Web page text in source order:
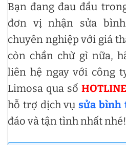
Bạn đang đau đầu
đơn vị nhận sửa
chuyên nghiệp với giá
còn chần chừ gì nữa,
liên hệ ngay với công
Limosa qua số
hỗ trợ dịch vụsửa bình
đáo và tận tình nhất nhé!